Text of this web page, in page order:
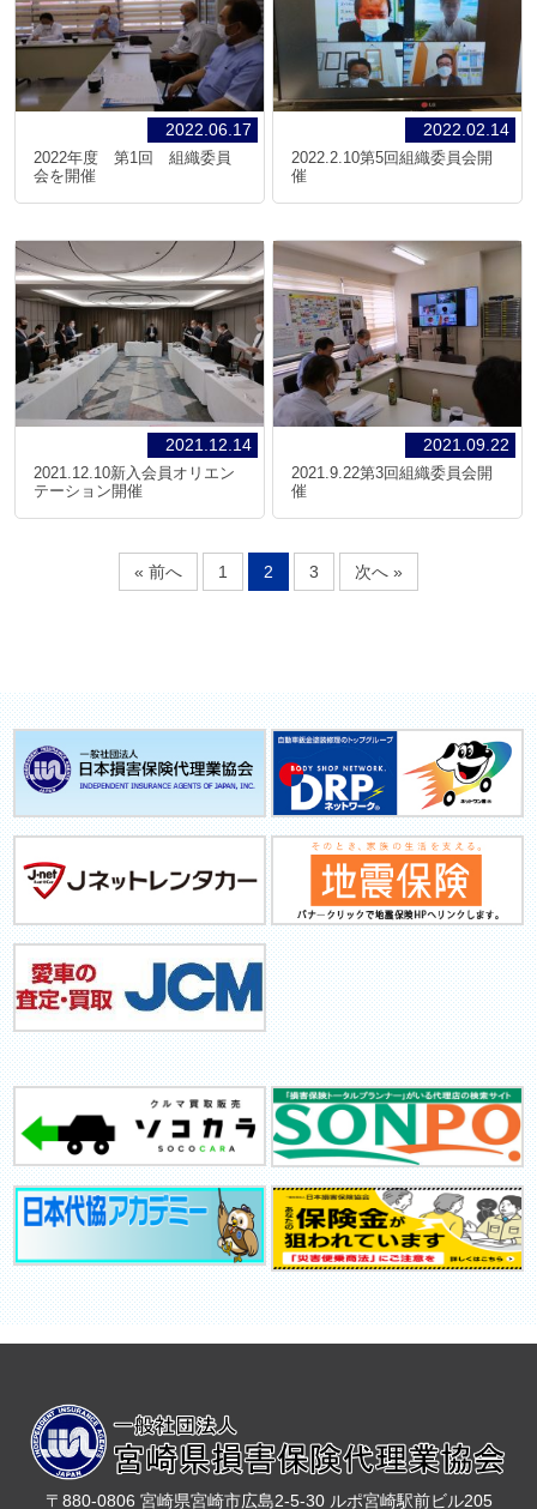
2022.06.17
2022年度 第1回 組織委員
会を開催
2022.02.14
2022.2.10第5回組織委員会開
催
2021.12.14
2021.12.10新入会員オリエン
テーション開催
2021.09.22
2021.9.22第3回組織委員会開
催
« 前へ 1 2 3 次へ »
〒880-0806 宮崎県宮崎市広島2-5-30 ルポ宮崎駅前ビル205